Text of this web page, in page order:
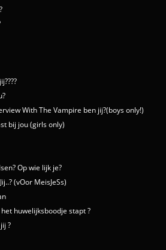
With The Vampire ben jij?(boys only!)
bij jou (girls only)
Op wie lijk je?
(vOor MeisJeSs)
huwelijksboodje stapt ?
?